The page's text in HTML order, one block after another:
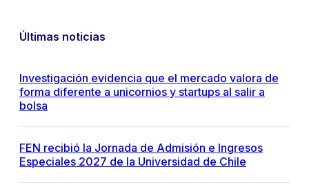
Últimas noticias
Investigación evidencia que el mercado valora de
forma diferente a unicornios y startups al salir a
bolsa
FEN recibió la Jornada de Admisión e Ingresos
Especiales 2027 de la Universidad de Chile